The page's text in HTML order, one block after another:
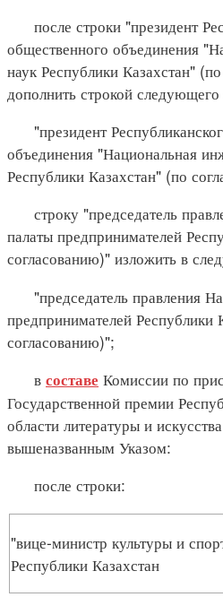
после строки "президент
общественного объединения
наук Республики Казахстан"
дополнить строкой
"президент
объединения "Национальная
Республики Казахстан" (по
строку "председатель
палаты предпринимателей
согласованию)" изложить в
"председатель правления
предпринимателей Республики
согласованию)";
в составе Комиссии по
Государственной премии
области литературы и
вышеназванным Указом:
после строки:
"вице-министр культуры и
Республики Казахстан